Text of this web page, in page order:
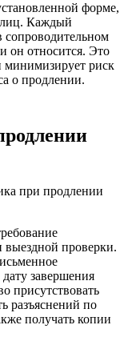
форме,
лиц. Каждый
сопроводительном
он относится. Это
минимизирует риск
о продлении.
выездной проверки.
завершения
присутствовать
разъяснений по
получать копии